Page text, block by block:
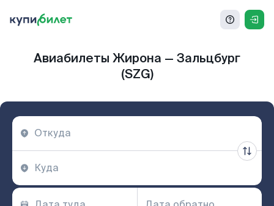
Авиабилеты Жирона — Зальцбург
(SZG)